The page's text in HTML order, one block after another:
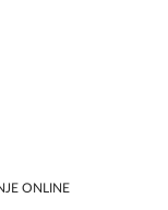
ONLINE